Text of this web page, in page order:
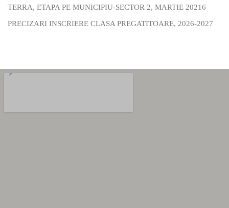
TERRA, ETAPA PE MUNICIPIU-SECTOR 2, MARTIE 20216
PRECIZARI INSCRIERE CLASA PREGATITOARE, 2026-2027